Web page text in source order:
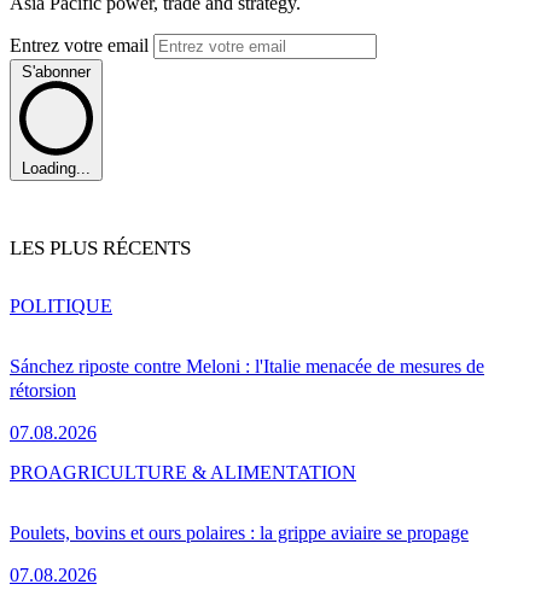
Entrez votre email
S'abonner
Loading...
LES PLUS RÉCENTS
Sánchez riposte contre Meloni : l'Italie menacée de mesures de
rétorsion
07.08.2026
POLITIQUE
Poulets, bovins et ours polaires : la grippe aviaire se propage
07.08.2026
PROAGRICULTURE & ALIMENTATION